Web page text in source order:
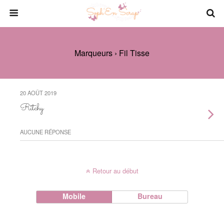
Marqueurs › Fil Tisse
20 AOÛT 2019
Ritchy
AUCUNE RÉPONSE
Retour au début
Mobile Bureau